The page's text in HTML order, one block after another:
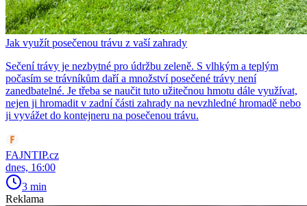
Jak využít posečenou trávu z vaší zahrady
Sečení trávy je nezbytné pro údržbu zeleně. S vlhkým a teplým
počasím se trávníkům daří a množství posečené trávy není
zanedbatelné. Je třeba se naučit tuto užitečnou hmotu dále využívat,
nejen ji hromadit v zadní části zahrady na nevzhledné hromadě nebo
ji vyvážet do kontejneru na posečenou trávu.
FAJNTIP.cz
dnes, 16:00
3 min
Reklama